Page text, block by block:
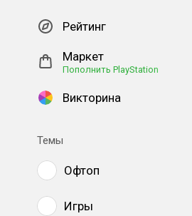
Рейтинг
Маркет
Пополнить PlayStation
Викторина
Темы
Офтоп
Игры